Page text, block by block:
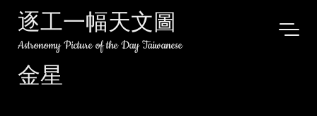
逐工一幅天文圖
Astronomy Picture of the Day Taiwanese
金星